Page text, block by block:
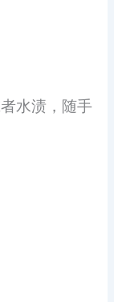
水渍，随手